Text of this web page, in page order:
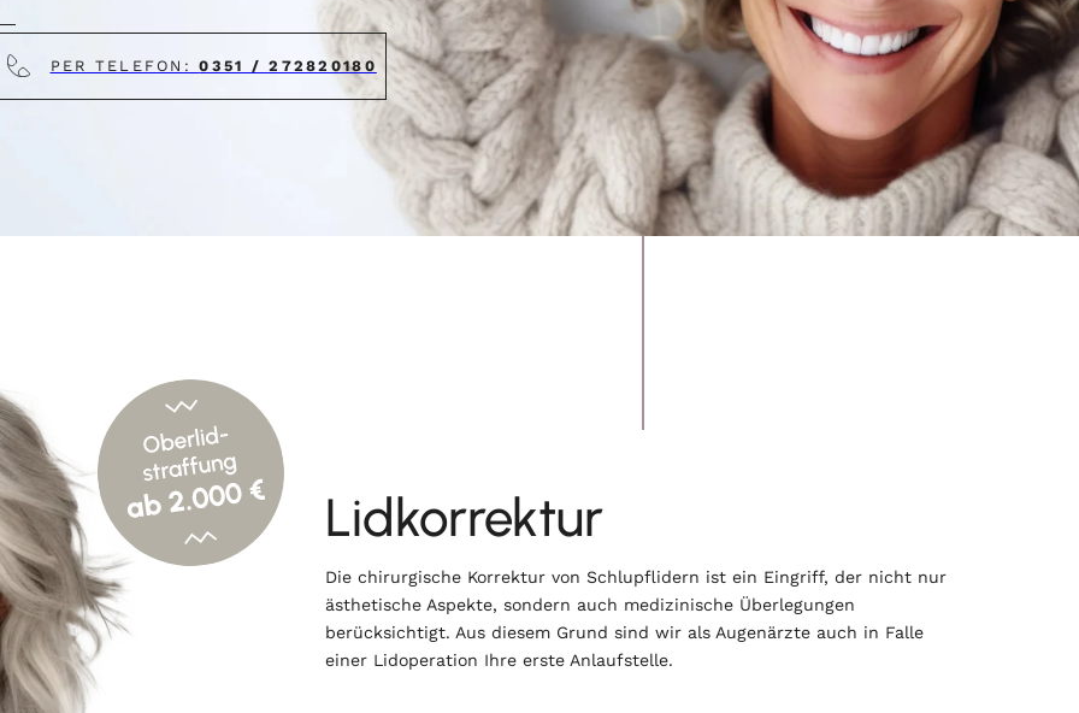
PER TELEFON:0351 / 272820180
Lidkorrektur
Die chirurgische Korrektur von Schlupflidern ist ein Eingriff, der nicht nur
ästhetische Aspekte, sondern auch medizinische Überlegungen
berücksichtigt. Aus diesem Grund sind wir als Augenärzte auch in Falle
einer Lidoperation Ihre erste Anlaufstelle.